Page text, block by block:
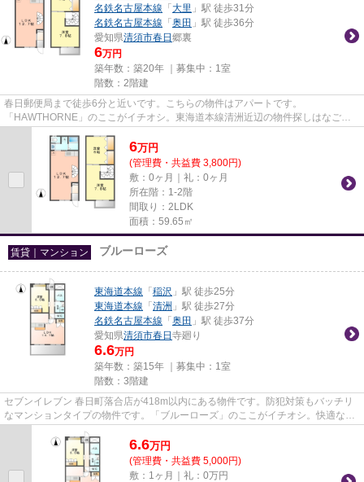
名鉄名古屋本線 「 大里 」駅 徒歩31分
名鉄名古屋本線 「 奥田 」駅 徒歩36分
愛知県清須市春日 郷裏
6万円
築年数：築20年 ｜募集中： 1室
階数：2階建
春日郵便局まで徒歩6分と近いです。こちらの物件はアパートです。
「HAWTHORNE」のここがイチオシ。東海道本線清洲近辺の物件探しはなご家
6万円
(管理費・共益費 3,800円)
敷：0ヶ月｜礼：0ヶ月
所在階：1-2階
間取り：2LDK
面積：59.65㎡
賃貸｜マンション ブルーローズ
東海道本線 「 稲沢 」駅 徒歩25分
東海道本線 「 清洲 」駅 徒歩27分
名鉄名古屋本線 「 奥田 」駅 徒歩37分
愛知県清須市春日 寺廻り
6.6万円
築年数：築15年 ｜募集中： 1室
階数：3階建
セブンイレブン 春日町落合店が418m以内にある物件です。防犯対策もバッチリ
なマンションタイプの物件です。「ブルーローズ」のここがイチオシ。快適な物
件を探すなら、清須市にあるな...
6.6万円
(管理費・共益費 5,000円)
敷：1ヶ月｜礼：0万円